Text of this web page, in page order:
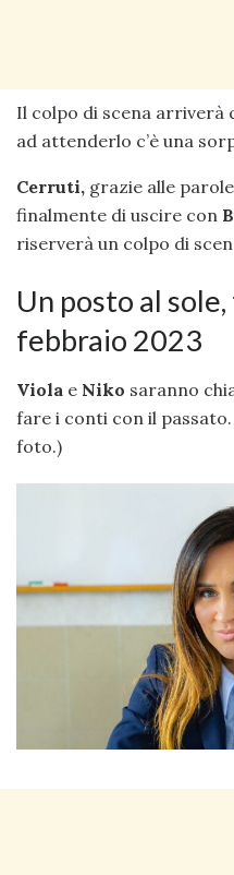
Il colpo di scena arriverà
ad attenderlo c’è una
Cerruti, grazie alle
finalmente di uscire con
riserverà un colpo di
Un posto al
febbraio 2023
Viola e Niko saranno
fare i conti con il
foto.)